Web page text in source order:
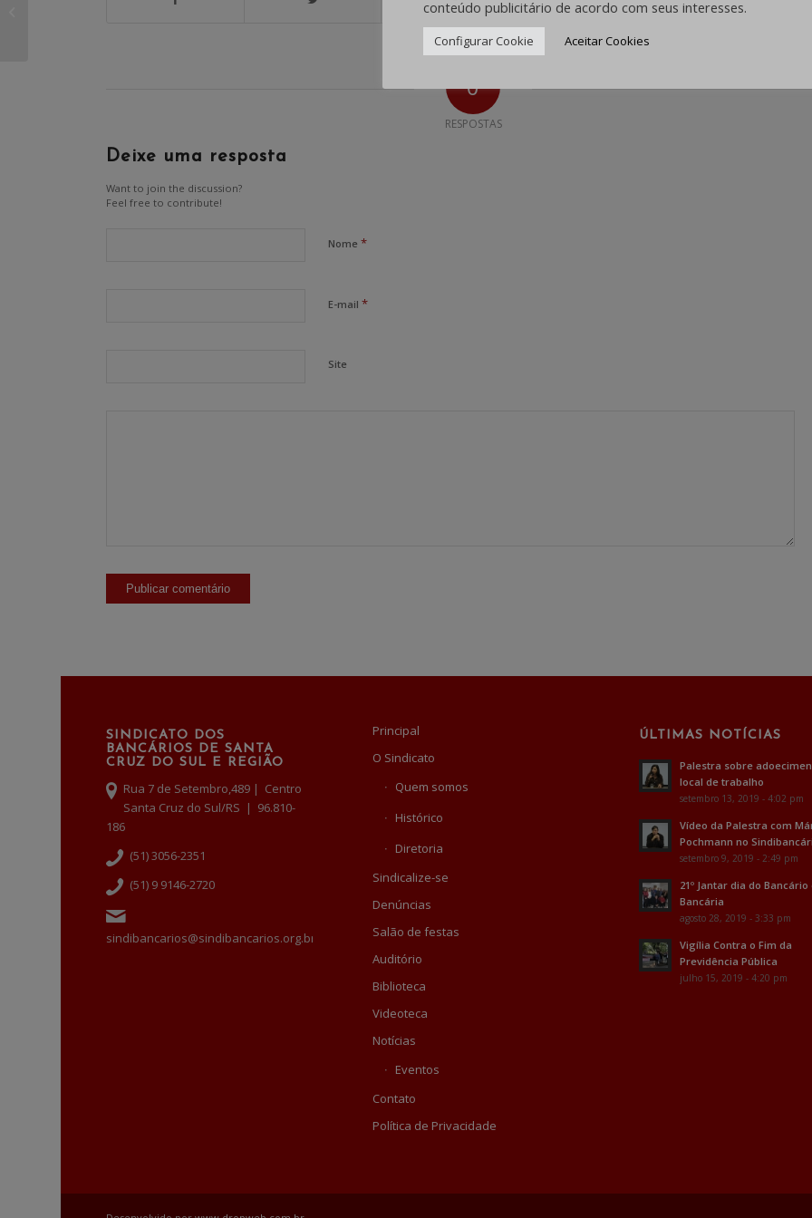
0
RESPOSTAS
Deixe uma resposta
Want to join the discussion?
Feel free to contribute!
Nome*
E-mail*
Site
SINDICATO DOS
BANCÁRIOS DE SANTA
CRUZ DO SUL E REGIÃO
Rua 7 de Setembro,489 | Centro
Santa Cruz do Sul/RS | 96.810-
186
(51) 3056-2351
(51) 9 9146-2720
sindibancarios@sindibancarios.org.br
Principal
O Sindicato
Quem somos
Histórico
Diretoria
Sindicalize-se
Denúncias
Salão de festas
Auditório
Biblioteca
Videoteca
Notícias
Eventos
Contato
Política de Privacidade
ÚLTIMAS NOTÍCIAS
Palestra sobre
local de trabalho
setembro 13, 2019 - 4:02 pm
Vídeo da Palestra com
Pochmann no
setembro 9, 2019 - 2:49 pm
21º Jantar dia do Bancário
Bancária
agosto 28, 2019 - 3:33 pm
Vigília Contra o Fim da
Previdência Pública
julho 15, 2019 - 4:20 pm
conteúdo publicitário de acordo com seus interesses.
Configurar Cookie Aceitar Cookies